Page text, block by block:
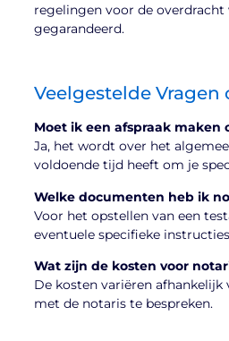
regelingen voor de
gegarandeerd.
Veelgestelde
Moet ik een afspraak
Ja, het wordt over het
voldoende tijd heeft om je
Welke documenten heb ik
Voor het opstellen van een
eventuele specifieke
Wat zijn de kosten voor
De kosten variëren
met de notaris te bespreken.